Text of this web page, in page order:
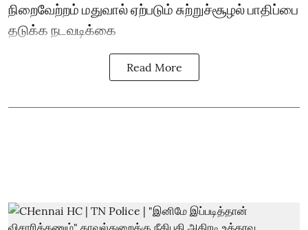
நிறைவேற்றம் மதுவால் ஏற்படும் சுற்றுச்சூழல் பாதிப்பை
தடுக்க நடவடிக்கை
Read More